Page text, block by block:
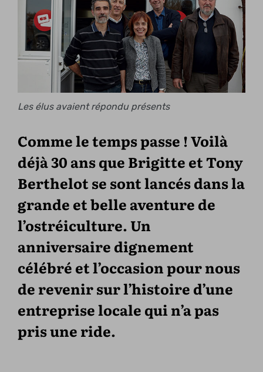
Les élus avaient répondu présents
Comme le temps passe ! Voilà
déjà 30 ans que Brigitte et Tony
Berthelot se sont lancés dans la
grande et belle aventure de
l’ostréiculture. Un
anniversaire dignement
célébré et l’occasion pour nous
de revenir sur l’histoire d’une
entreprise locale qui n’a pas
pris une ride.